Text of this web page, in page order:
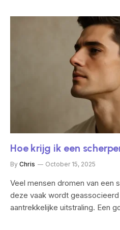
Hoe krijg ik een
By Chris October 15, 2025
Veel mensen dromen van een
deze vaak wordt
aantrekkelijke uitstraling. Een